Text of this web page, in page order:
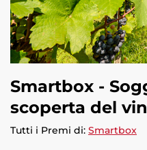
Smartbox -
scoperta del
Tutti i Premi di: Smartbox